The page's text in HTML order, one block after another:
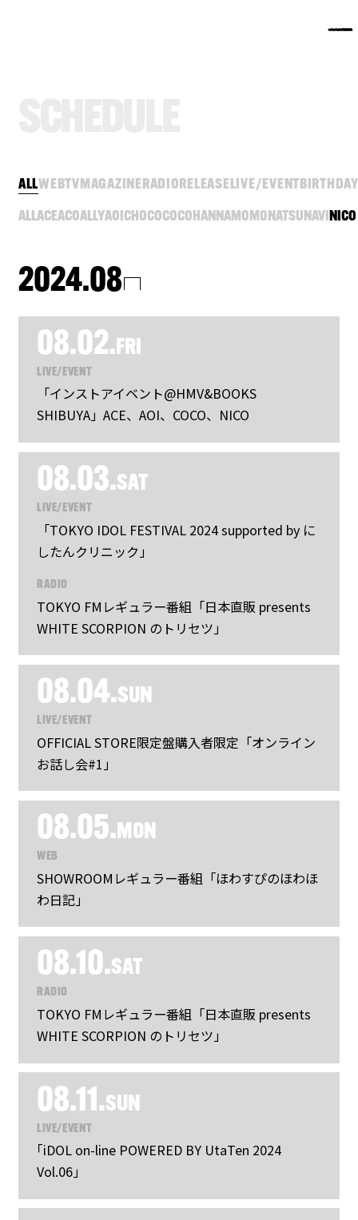
ALLACEACOALLYAOI CHOCOCOCO HANNAMOMO NATSU NAVI NICO
ALLWEBTVMAGAZINERADIORELEASELIVE/EVENTBIRTHDAY
2024.08
08.02.FRI
LIVE/EVENT
「インストアイベント@HMV&BOOKS
SHIBUYA」ACE、AOI、COCO、NICO
08.03.SAT
LIVE/EVENT
「TOKYO IDOL FESTIVAL 2024 supported by に
したんクリニック」
RADIO
TOKYO FMレギュラー番組「日本直販 presents
WHITE SCORPION のトリセツ」
08.04.SUN
LIVE/EVENT
OFFICIAL STORE限定盤購入者限定「オンライン
お話し会#1」
08.05.MON
WEB
SHOWROOMレギュラー番組「ほわすぴのほわほ
わ日記」
08.10.SAT
RADIO
TOKYO FMレギュラー番組「日本直販 presents
WHITE SCORPION のトリセツ」
08.11.SUN
LIVE/EVENT
｢iDOL on-line POWERED BY UtaTen 2024
Vol.06｣